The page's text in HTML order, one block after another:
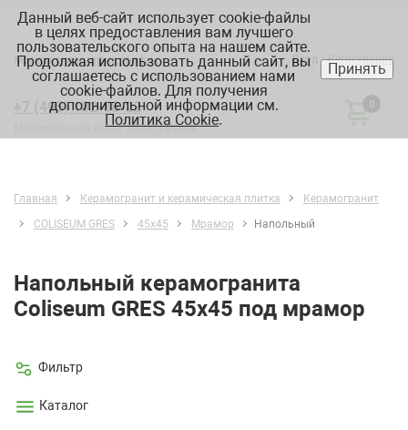
Вход Регистрация
Москва:склад, офис, график
+7 (495) 182-88-22
Минимальный заказ 10000 рублей
0
Главная Керамогранит и керамическая плитка
Керамогранит
COLISEUM GRES
45х45 Мрамор Напольный
Напольный керамогранита
Coliseum GRES 45х45 под мрамор
Фильтр
Каталог
Данный веб-сайт использует cookie-файлы
в целях предоставления вам лучшего
пользовательского опыта на нашем сайте.
Продолжая использовать данный сайт, вы
соглашаетесь с использованием нами
cookie-файлов. Для получения
дополнительной информации см.
Политика Cookie.
Принять